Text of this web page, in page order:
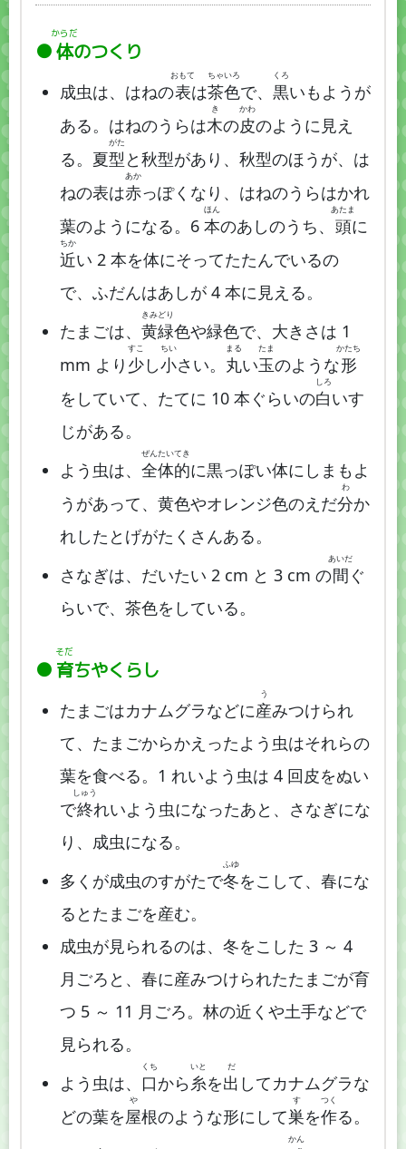
体
からだ
のつくり
成虫は、はねの表
おもて
は茶
ちゃ
色
いろ
で、 黒
くろ
いもようが
ある。はねのうらは木
き
の皮
かわ
のように見え
る。夏型
がた
と秋型があり、秋型のほうが、は
ねの表は赤
あか
っぽくなり、はねのうらはかれ
葉のようになる。6 本
ほん
のあしのうち、 頭
あたま
に
近
ちか
い 2 本を体にそってたたんでいるの
で、ふだんはあしが 4 本に見える。
たまごは、 黄緑
きみどり
色や緑色で、大きさは 1
mm より 少
すこ
し小
ちい
さい。 丸
まる
い玉
たま
のような形
かたち
をしていて、たてに 10 本ぐらいの白
しろ
いす
じがある。
よう虫は、 全
ぜん
体
たい
的
てき
に黒っぽい体にしまもよ
うがあって、黄色やオレンジ色のえだ分
わ
か
れしたとげがたくさんある。
さなぎは、だいたい 2 cm と 3 cm の間
あいだ
ぐ
らいで、茶色をしている。
育
そだ
ちやくらし
たまごはカナムグラなどに産
う
みつけられ
て、たまごからかえったよう虫はそれらの
葉を食べる。1 れいよう虫は 4 回皮をぬい
で終
しゅう
れいよう虫になったあと、さなぎにな
り、成虫になる。
多くが成虫のすがたで冬
ふゆ
をこして、春にな
るとたまごを産む。
成虫が見られるのは、冬をこした 3 ～ 4
月ごろと、春に産みつけられたたまごが育
つ 5 ～ 11 月ごろ。林の近くや土手などで
見られる。
よう虫は、 口
くち
から 糸
いと
を出
だ
してカナムグラな
どの葉を屋
や
根のような形にして巣
す
を作
つく
る。
かん